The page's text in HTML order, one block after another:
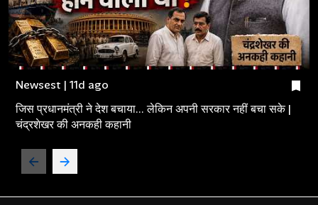
Newsest | 11d ago
जिस प्रधानमंत्री ने देश बचाया... लेकिन अपनी सरकार नहीं बचा सके |
चंद्रशेखर की अनकही कहानी